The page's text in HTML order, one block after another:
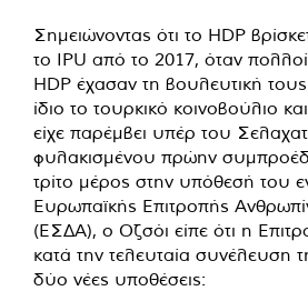
Σημειώνοντας ότι το HDP
το IPU από το 2017, όταν
HDP έχασαν τη βουλευτική
ίδιο το τουρκικό κοινοβούλιο
είχε παρέμβει υπέρ του
φυλακισμένου πρώην
τρίτο μέρος στην υπόθεσή του
Ευρωπαϊκής Επιτροπής
(ΕΣΔΑ), ο Οζσόι είπε ότι η
κατά την τελευταία συνέλευση
δύο νέες υποθέσεις: